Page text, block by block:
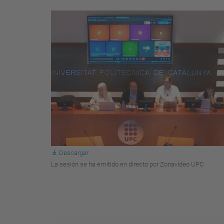
Descargar
La sesión se ha emitido en directo por Zonavídeo UPC